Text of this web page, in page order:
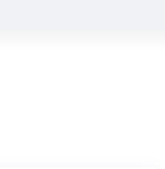
доступен моментально после